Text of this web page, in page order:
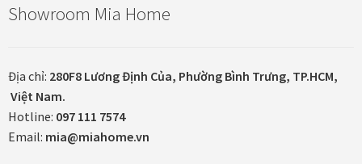
Phương thức thanh toán
Quà tặng cao cấp
Showroom Mia Home
Địa chỉ: 280F8 Lương Định Của, Phường Bình Trưng, TP.HCM,
Việt Nam.
Hotline: 097 111 7574
Email: mia@miahome.vn